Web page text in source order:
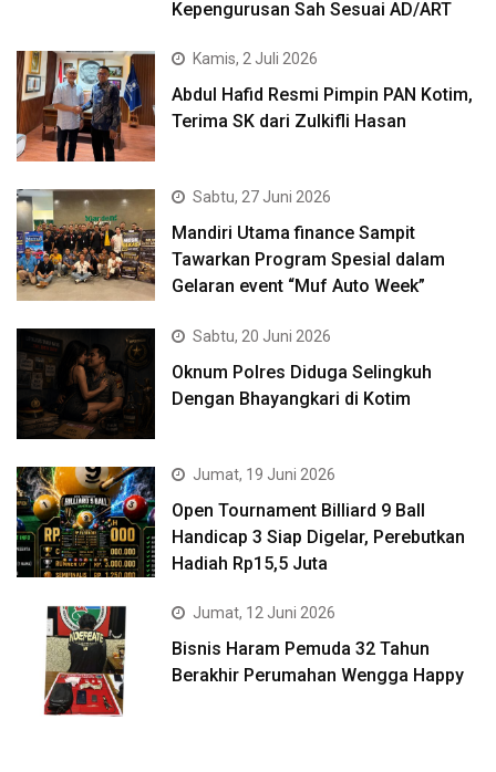
Kepengurusan Sah Sesuai AD/ART
Kamis, 2 Juli 2026
Abdul Hafid Resmi Pimpin PAN Kotim,
Terima SK dari Zulkifli Hasan
Sabtu, 27 Juni 2026
Mandiri Utama finance Sampit
Tawarkan Program Spesial dalam
Gelaran event “Muf Auto Week”
Sabtu, 20 Juni 2026
Oknum Polres Diduga Selingkuh
Dengan Bhayangkari di Kotim
Jumat, 19 Juni 2026
Open Tournament Billiard 9 Ball
Handicap 3 Siap Digelar, Perebutkan
Hadiah Rp15,5 Juta
Jumat, 12 Juni 2026
Bisnis Haram Pemuda 32 Tahun
Berakhir Perumahan Wengga Happy